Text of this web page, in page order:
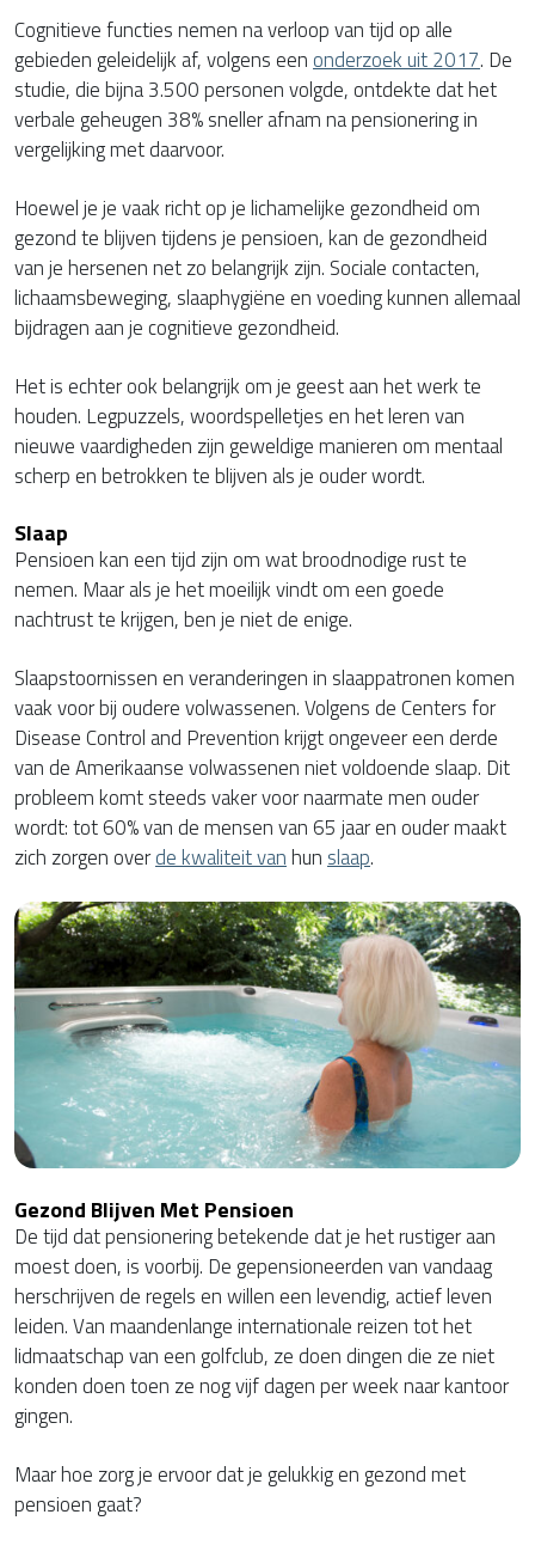
Cognitieve functies nemen na verloop van tijd op alle
gebieden geleidelijk af, volgens eenonderzoek uit 2017. De
studie, die bijna 3.500 personen volgde, ontdekte dat het
verbale geheugen 38% sneller afnam na pensionering in
vergelijking met daarvoor.
Hoewel je je vaak richt op je lichamelijke gezondheid om
gezond te blijven tijdens je pensioen, kan de gezondheid
van je hersenen net zo belangrijk zijn. Sociale contacten,
lichaamsbeweging, slaaphygiëne en voeding kunnen allemaal
bijdragen aan je cognitieve gezondheid.
Het is echter ook belangrijk om je geest aan het werk te
houden. Legpuzzels, woordspelletjes en het leren van
nieuwe vaardigheden zijn geweldige manieren om mentaal
scherp en betrokken te blijven als je ouder wordt.
Slaap
Pensioen kan een tijd zijn om wat broodnodige rust te
nemen. Maar als je het moeilijk vindt om een goede
nachtrust te krijgen, ben je niet de enige.
Slaapstoornissen en veranderingen in slaappatronen komen
vaak voor bij oudere volwassenen. Volgens de Centers for
Disease Control and Prevention krijgt ongeveer een derde
van de Amerikaanse volwassenen niet voldoende slaap. Dit
probleem komt steeds vaker voor naarmate men ouder
wordt: tot 60% van de mensen van 65 jaar en ouder maakt
zich zorgen overde kwaliteit vanhunslaap.
Gezond Blijven Met Pensioen
De tijd dat pensionering betekende dat je het rustiger aan
moest doen, is voorbij. De gepensioneerden van vandaag
herschrijven de regels en willen een levendig, actief leven
leiden. Van maandenlange internationale reizen tot het
lidmaatschap van een golfclub, ze doen dingen die ze niet
konden doen toen ze nog vijf dagen per week naar kantoor
gingen.
Maar hoe zorg je ervoor dat je gelukkig en gezond met
pensioen gaat?